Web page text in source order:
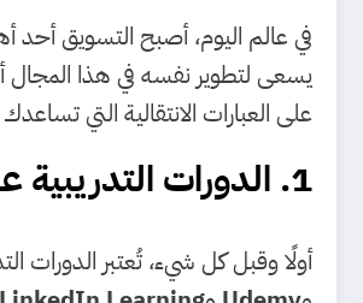
في عالم اليوم، أصبح التسويق
يسعى لتطوير نفسه في هذا المجال
على العبارات الانتقالية التي
1. الدورات التدريبية عبر الإنترنت
أولًا وقبل كل شيء، تُعتبر الدورات